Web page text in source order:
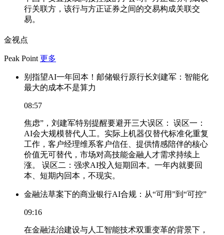
行关联方，该行与方正证券之间的交易构成关联交
易。
金视点
Peak Point 更多
别指望AI一年回本！邮储银行原行长刘建军：智能化
最大的成本不是算力
08:57
焦虑”，刘建军特别提醒要避开三大误区： 误区一：
AI会大规模替代人工。实际上机器仅替代标准化重复
工作，客户经理维系客户信任、提供情感陪伴的核心
价值无可替代，市场对高技能金融人才需求持续上
涨。 误区二：强求AI投入短期回本。一年内就要回
本、短期内回本，不现实。
金融法草案下的商业银行AI合规：从“可用”到“可控”
09:16
在金融法治建设与人工智能技术双重变革的背景下，